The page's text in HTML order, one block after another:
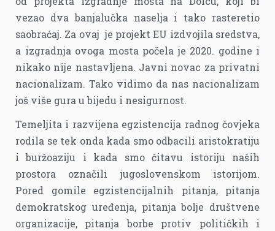
vezao dva banjalučka naselja i tako rasteretio
saobraćaj. Za ovaj je projekt EU izdvojila sredstva,
a izgradnja ovoga mosta počela je 2020. godine i
nikako nije nastavljena. Javni novac za privatni
nacionalizam. Tako vidimo da nas nacionalizam
još više gura u bijedu i nesigurnost.
Temeljita i razvijena egzistencija radnog čovjeka
rodila se tek onda kada smo odbacili aristokratiju
i buržoaziju i kada smo čitavu istoriju naših
prostora označili jugoslovenskom istorijom.
Pored gomile egzistencijalnih pitanja, pitanja
demokratskog uređenja, pitanja bolje društvene
organizacije, pitanja borbe protiv političkih i